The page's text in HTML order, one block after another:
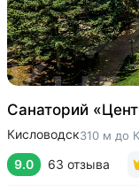
Санаторий
Кисловодск310 м до
9.0 63 отзыва